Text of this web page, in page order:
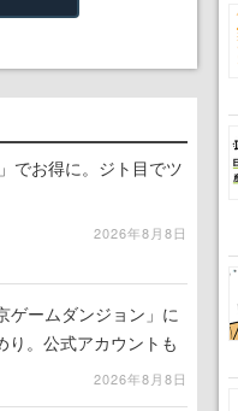
でお得に。ジト目でツ
2026年8月8日
ゲームダンジョン」に
り。公式アカウントも
2026年8月8日